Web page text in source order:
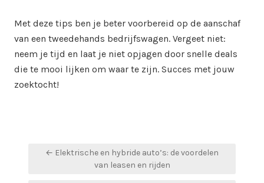
Met deze tips ben je beter voorbereid op de aanschaf
van een tweedehands bedrijfswagen. Vergeet niet:
neem je tijd en laat je niet opjagen door snelle deals
die te mooi lijken om waar te zijn. Succes met jouw
zoektocht!
Bericht
← Elektrische en hybride auto’s: de voordelen
van leasen en rijden